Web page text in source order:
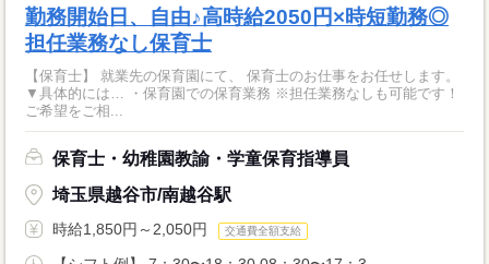
勤務開始日、自由♪高時給2050円×時短勤務◎
担任業務なし保育士
【保育士】 就業先の保育園にて、 保育士のお仕事をお任せします。
▼具体的には… ・保育園での保育業務 ※担任業務なしも可能です！
ご希望をご相...
保育士・幼稚園教諭・学童保育指導員
埼玉県越谷市/南越谷駅
時給1,850円～2,050円 交通費全額支給